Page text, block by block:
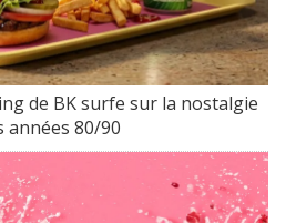
de BK surfe sur la nostalgie
années 80/90